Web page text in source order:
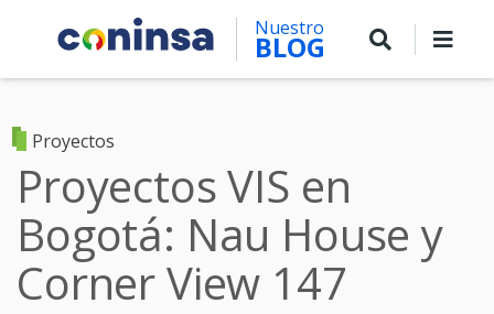
Nuestro
BLOG
Proyectos
Proyectos VIS en
Bogotá: Nau House y
Corner View 147